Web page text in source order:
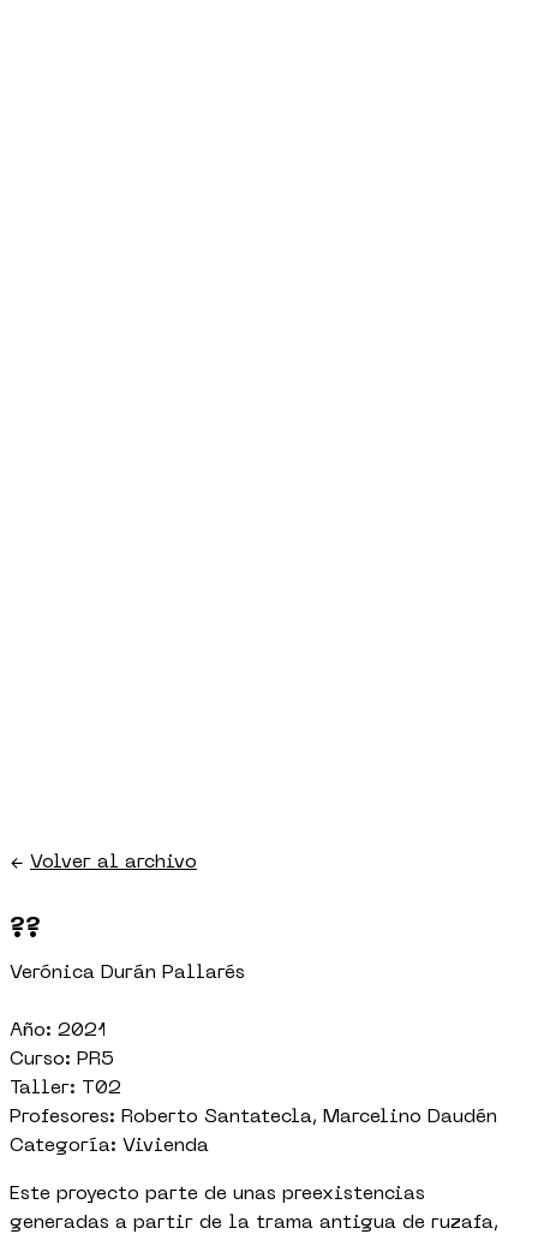
← Volver al archivo
??
Verónica Durán Pallarés
Año: 2021
Curso: PR5
Taller: T02
Profesores: Roberto Santatecla, Marcelino Daudén
Categoría: Vivienda
Este proyecto parte de unas preexistencias
generadas a partir de la trama antigua de ruzafa,